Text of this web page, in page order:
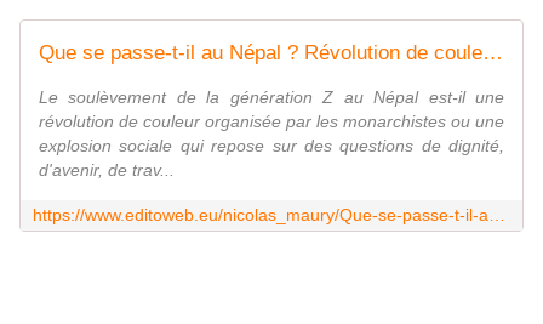
Que se passe-t-il au Népal ? Révolution de couleur ou colère populaire de la jeunesse ?
Le soulèvement de la génération Z au Népal est-il une
révolution de couleur organisée par les monarchistes ou une
explosion sociale qui repose sur des questions de dignité,
d'avenir, de trav...